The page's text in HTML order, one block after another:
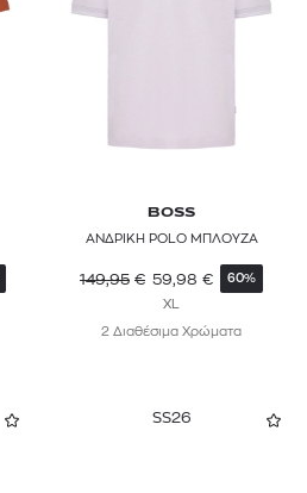
BOSS
ΑΝΔΡΙΚΗ POLO ΜΠΛΟΥΖΑ
149,95 € 59,98 € 60%
XL
2 Διαθέσιμα Χρώματα
SS26